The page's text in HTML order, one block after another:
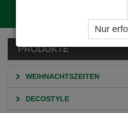
Nur
PRODUKTE
WEIHNACHTSZEITEN
DECOSTYLE